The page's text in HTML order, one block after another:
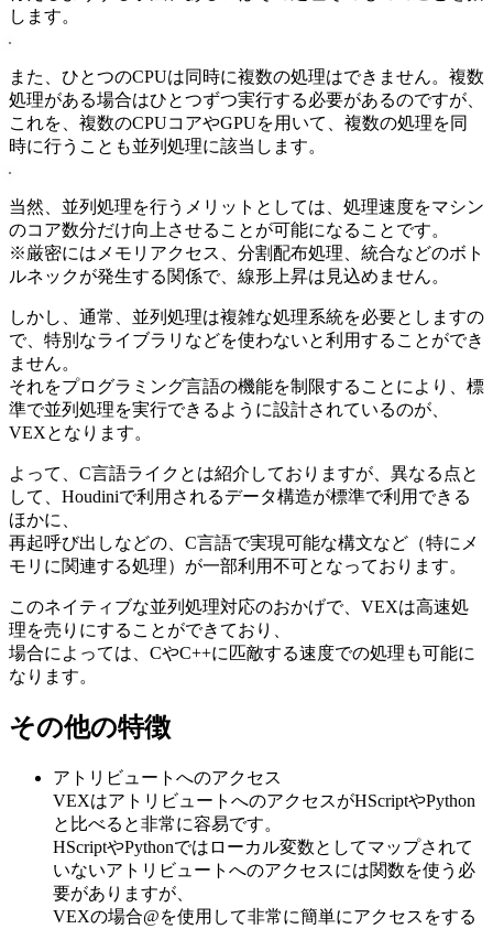
します。
また、ひとつのCPUは同時に複数の処理はできません。複数
処理がある場合はひとつずつ実行する必要があるのですが、
これを、複数のCPUコアやGPUを用いて、複数の処理を同
時に行うことも並列処理に該当します。
当然、並列処理を行うメリットとしては、処理速度をマシン
のコア数分だけ向上させることが可能になることです。
※厳密にはメモリアクセス、分割配布処理、統合などのボト
ルネックが発生する関係で、線形上昇は見込めません。
しかし、通常、並列処理は複雑な処理系統を必要としますの
で、特別なライブラリなどを使わないと利用することができ
ません。
それをプログラミング言語の機能を制限することにより、標
準で並列処理を実行できるように設計されているのが、
VEXとなります。
よって、C言語ライクとは紹介しておりますが、異なる点と
して、Houdiniで利用されるデータ構造が標準で利用できる
ほかに、
再起呼び出しなどの、C言語で実現可能な構文など（特にメ
モリに関連する処理）が一部利用不可となっております。
このネイティブな並列処理対応のおかげで、VEXは高速処
理を売りにすることができており、
場合によっては、CやC++に匹敵する速度での処理も可能に
なります。
その他の特徴
アトリビュートへのアクセス
VEXはアトリビュートへのアクセスがHScriptやPython
と比べると非常に容易です。
HScriptやPythonではローカル変数としてマップされて
いないアトリビュートへのアクセスには関数を使う必
要がありますが、
VEXの場合@を使用して非常に簡単にアクセスをする